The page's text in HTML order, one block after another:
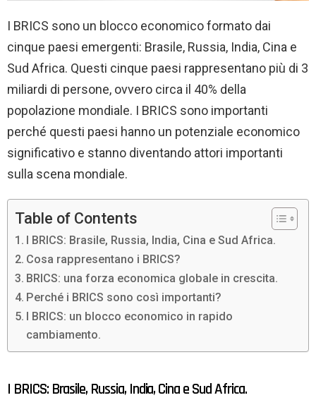
I BRICS sono un blocco economico formato dai
cinque paesi emergenti: Brasile, Russia, India, Cina e
Sud Africa. Questi cinque paesi rappresentano più di 3
miliardi di persone, ovvero circa il 40% della
popolazione mondiale. I BRICS sono importanti
perché questi paesi hanno un potenziale economico
significativo e stanno diventando attori importanti
sulla scena mondiale.
Table of Contents
I BRICS: Brasile, Russia, India, Cina e Sud Africa.
Cosa rappresentano i BRICS?
BRICS: una forza economica globale in crescita.
Perché i BRICS sono così importanti?
I BRICS: un blocco economico in rapido
cambiamento.
I BRICS: Brasile, Russia, India, Cina e Sud Africa.